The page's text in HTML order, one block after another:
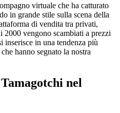
virtuale che ha catturato
in grande stile sulla scena della
di vendita tra privati,
vengono scambiati a prezzi
inserisce in una tendenza più
hanno segnato la nostra
nel